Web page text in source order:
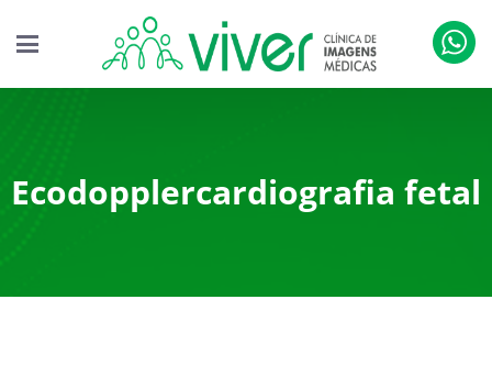
Ecodopplercardiografia fetal